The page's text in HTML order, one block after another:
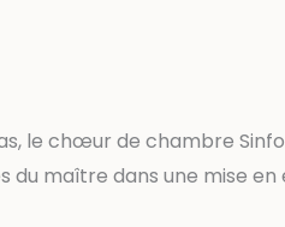
le chœur de chambre
du maître dans une mise